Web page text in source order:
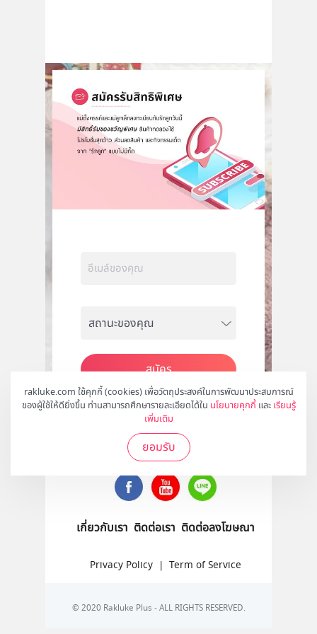
rakluke.com ใช้คุกกี้ (cookies) เพื่อวัตถุประสงค์ในการพัฒนาประสบการณ์
ของผู้ใช้ให้ดียิ่งขึ้น ท่านสามารถศึกษารายละเอียดได้ใน นโยบายคุกกี้ และ เรียนรู้
เพิ่มเติม
ยอมรับ
สมัคร
ติดตามเราได้ที่
เกี่ยวกับเรา ติดต่อเรา ติดต่อลงโฆษณา
Privacy Policy | Term of Service
© 2020 Rakluke Plus - ALL RIGHTS RESERVED.